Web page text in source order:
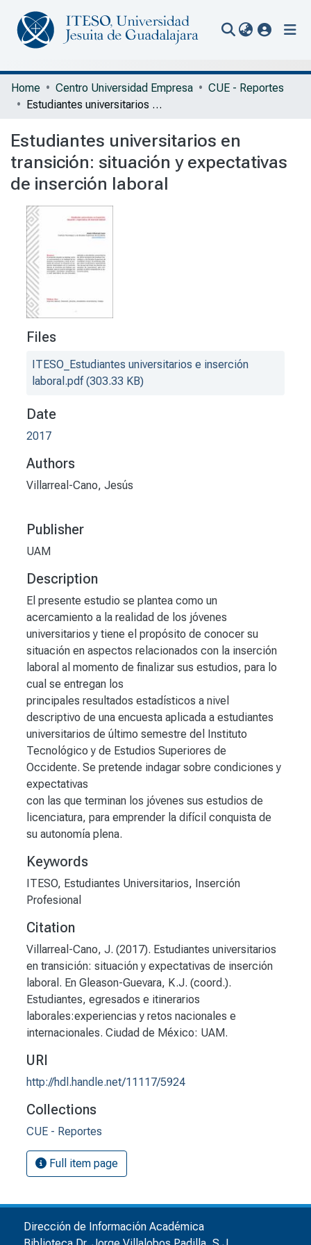
Communities & Collections
All of Repository
Statistics
Portal Biblioteca
Home Centro Universidad Empresa
CUE - Reportes
Estudiantes universitarios en transición: situación y expectativas de inserción laboral
Estudiantes universitarios en
transición: situación y expectativas
de inserción laboral
Files
ITESO_Estudiantes universitarios e inserción
laboral.pdf(303.33 KB)
Date
2017
Authors
Villarreal-Cano, Jesús
Publisher
UAM
Description
El presente estudio se plantea como un
acercamiento a la realidad de los jóvenes
universitarios y tiene el propósito de conocer su
situación en aspectos relacionados con la inserción
laboral al momento de finalizar sus estudios, para lo
cual se entregan los
principales resultados estadísticos a nivel
descriptivo de una encuesta aplicada a estudiantes
universitarios de último semestre del Instituto
Tecnológico y de Estudios Superiores de
Occidente. Se pretende indagar sobre condiciones y
expectativas
con las que terminan los jóvenes sus estudios de
licenciatura, para emprender la difícil conquista de
su autonomía plena.
Keywords
ITESO, Estudiantes Universitarios, Inserción
Profesional
Citation
Villarreal-Cano, J. (2017). Estudiantes universitarios
en transición: situación y expectativas de inserción
laboral. En Gleason-Guevara, K.J. (coord.).
Estudiantes, egresados e itinerarios
laborales:experiencias y retos nacionales e
internacionales. Ciudad de México: UAM.
URI
http://hdl.handle.net/11117/5924
Collections
CUE - Reportes
Full item page
Dirección de Información Académica